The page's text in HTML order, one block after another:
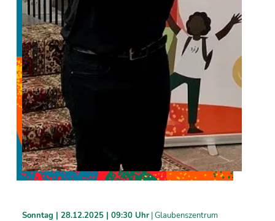
Sonntag | 28.12.2025 | 09:30 Uhr | Glaubenszentrum